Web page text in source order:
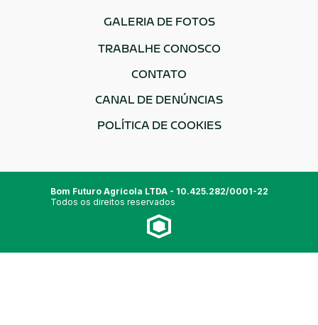
GALERIA DE FOTOS
TRABALHE CONOSCO
CONTATO
CANAL DE DENÚNCIAS
POLÍTICA DE COOKIES
Bom Futuro Agrícola LTDA - 10.425.282/0001-22
Todos os direitos reservados